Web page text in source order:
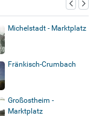
Michelstadt - Marktplatz
Fränkisch-Crumbach
Großostheim -
Marktplatz